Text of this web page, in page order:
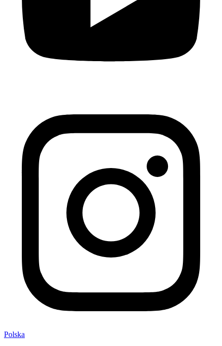
Polska